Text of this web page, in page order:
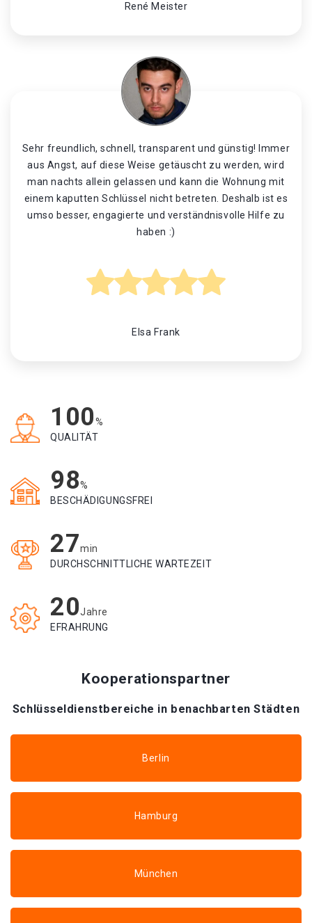
René Meister
Sehr freundlich, schnell, transparent und günstig! Immer
aus Angst, auf diese Weise getäuscht zu werden, wird
man nachts allein gelassen und kann die Wohnung mit
einem kaputten Schlüssel nicht betreten. Deshalb ist es
umso besser, engagierte und verständnisvolle Hilfe zu
haben :)
Elsa Frank
100%
QUALITÄT
98%
BESCHÄDIGUNGSFREI
27min
DURCHSCHNITTLICHE WARTEZEIT
20Jahre
EFRAHRUNG
Kooperationspartner
Schlüsseldienstbereiche in benachbarten Städten
Berlin
Hamburg
München